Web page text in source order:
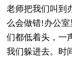
老师把我们叫到
么会做错!办公
们都低着头，一
我们躲进去。时